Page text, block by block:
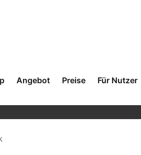
Angebot Preise Für Nutzer